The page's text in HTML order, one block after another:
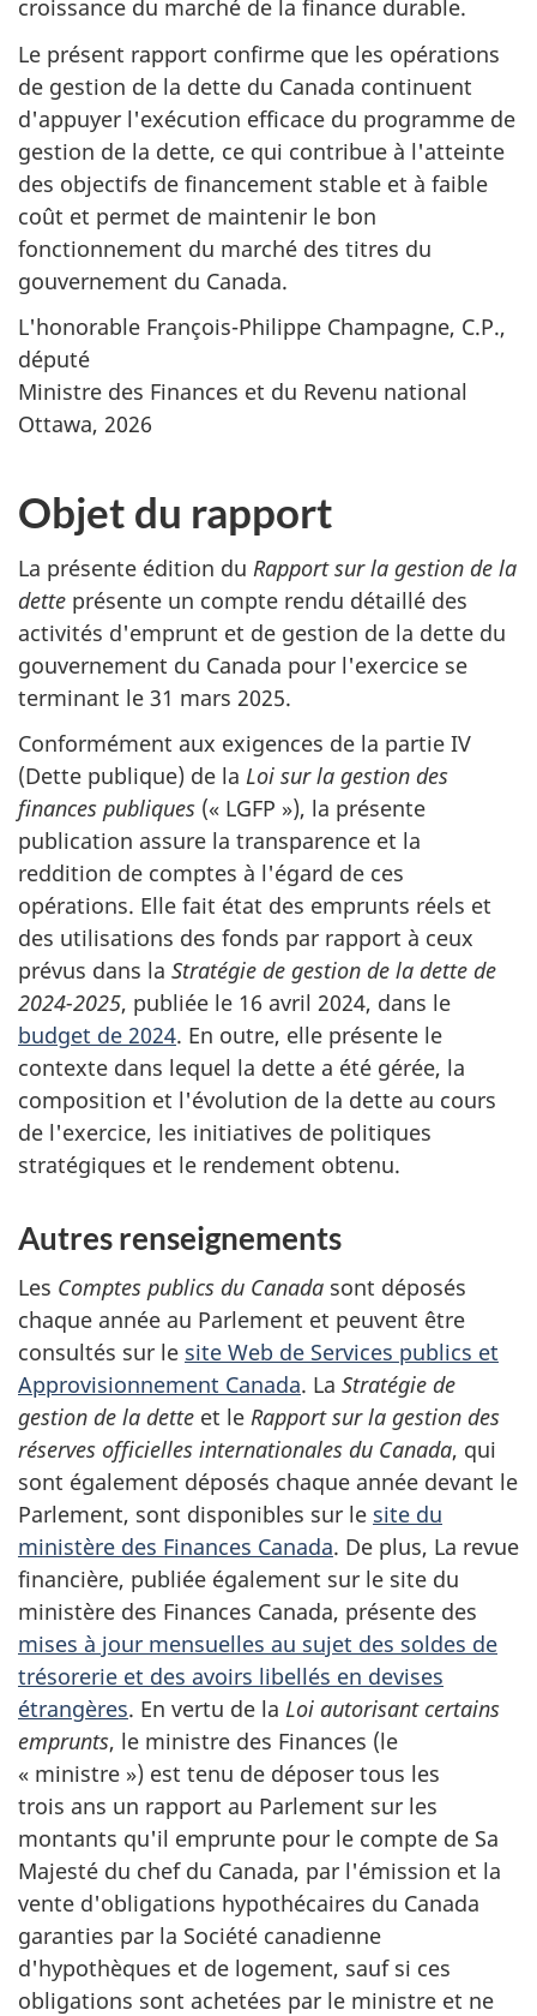
croissance du marché de la finance durable.
Le présent rapport confirme que les opérations
de gestion de la dette du Canada continuent
d'appuyer l'exécution efficace du programme de
gestion de la dette, ce qui contribue à l'atteinte
des objectifs de financement stable et à faible
coût et permet de maintenir le bon
fonctionnement du marché des titres du
gouvernement du Canada.
L'honorable François-Philippe Champagne, C.P.,
député
Ministre des Finances et du Revenu national
Ottawa, 2026
Objet du rapport
La présente édition du Rapport sur la gestion de la
dette présente un compte rendu détaillé des
activités d'emprunt et de gestion de la dette du
gouvernement du Canada pour l'exercice se
terminant le 31 mars 2025.
Conformément aux exigences de la partie IV
(Dette publique) de la Loi sur la gestion des
finances publiques (« LGFP »), la présente
publication assure la transparence et la
reddition de comptes à l'égard de ces
opérations. Elle fait état des emprunts réels et
des utilisations des fonds par rapport à ceux
prévus dans la Stratégie de gestion de la dette de
2024-2025, publiée le 16 avril 2024, dans le
budget de 2024. En outre, elle présente le
contexte dans lequel la dette a été gérée, la
composition et l'évolution de la dette au cours
de l'exercice, les initiatives de politiques
stratégiques et le rendement obtenu.
Autres renseignements
Les Comptes publics du Canada sont déposés
chaque année au Parlement et peuvent être
consultés sur le site Web de Services publics et
Approvisionnement Canada. La Stratégie de
gestion de la dette et le Rapport sur la gestion des
réserves officielles internationales du Canada, qui
sont également déposés chaque année devant le
Parlement, sont disponibles sur le site du
ministère des Finances Canada. De plus, La revue
financière, publiée également sur le site du
ministère des Finances Canada, présente des
mises à jour mensuelles au sujet des soldes de
trésorerie et des avoirs libellés en devises
étrangères. En vertu de la Loi autorisant certains
emprunts, le ministre des Finances (le
« ministre ») est tenu de déposer tous les
trois ans un rapport au Parlement sur les
montants qu'il emprunte pour le compte de Sa
Majesté du chef du Canada, par l'émission et la
vente d'obligations hypothécaires du Canada
garanties par la Société canadienne
d'hypothèques et de logement, sauf si ces
obligations sont achetées par le ministre et ne